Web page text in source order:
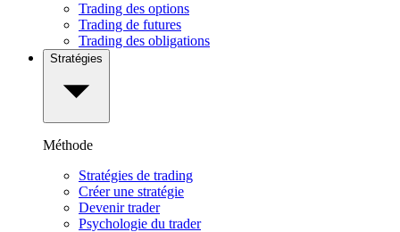
Trading des options
Trading de futures
Trading des obligations
Stratégies
Méthode
Stratégies de trading
Créer une stratégie
Devenir trader
Psychologie du trader